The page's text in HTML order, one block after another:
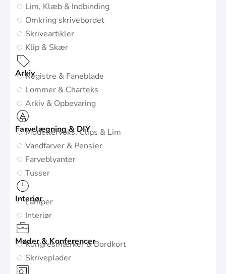
Lim, Klæb & Indbinding
Omkring skrivebordet
Skriveartikler
Klip & Skær
ArkivRegistre & Faneblade
Lommer & Charteks
Arkiv & Opbevaring
Farvelægning & DIY
Modellervoks, Clips & Lim
Vandfarver & Pensler
Farveblyanter
Tusser
Interiør
Lamper
Interiør
Møder & Konferencer
Kongresmærker & Bordkort
Skriveplader